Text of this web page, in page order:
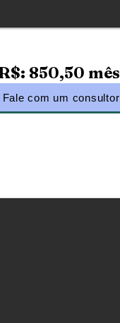
850,50 mês
Fale com um consultor